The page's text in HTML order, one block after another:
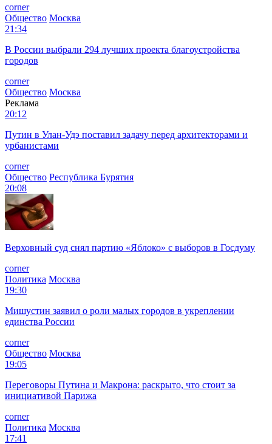
corner
Общество Москва
21:34
В России выбрали 294 лучших проекта благоустройства
городов
corner
Общество Москва
Реклама
20:12
Путин в Улан-Удэ поставил задачу перед архитекторами и
урбанистами
corner
Общество Республика Бурятия
20:08
Верховный суд снял партию «Яблоко» с выборов в Госдуму
corner
Политика Москва
19:30
Мишустин заявил о роли малых городов в укреплении
единства России
corner
Общество Москва
19:05
Переговоры Путина и Макрона: раскрыто, что стоит за
инициативой Парижа
corner
Политика Москва
17:41